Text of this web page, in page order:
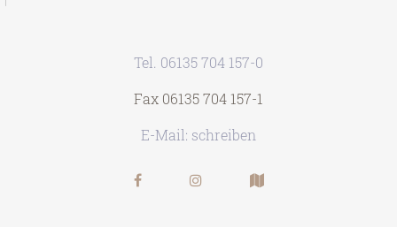
Tel. 06135 704 157-0
Fax 06135 704 157-1
E-Mail: schreiben